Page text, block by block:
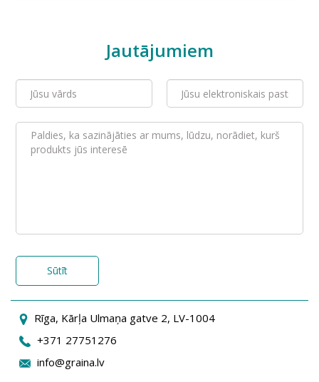
Jautājumiem
Sūtīt
Rīga, Kārļa Ulmaņa gatve 2, LV-1004
+371 27751276
info@graina.lv